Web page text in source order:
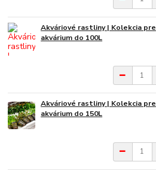
Akváriové rastliny | Kolekcia pre
akvárium do 100L
Akváriové rastliny | Kolekcia pre
akvárium do 150L